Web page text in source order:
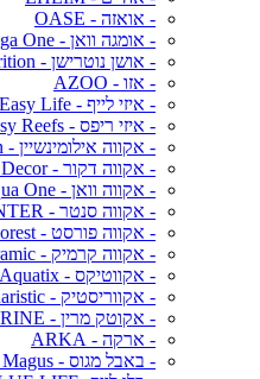
- אואזה - OASE
- אומגה וואן - Omega One
- אושן נוטרישן - Ocean Nutrition
- אזו - AZOO
- איזי לייף - Easy Life
- איזי ריפס - Easy Reefs
- אקווה אילומינשיין - AI Aqua Illumination
- אקווה דקור - Aqua Decor
- אקווה וואן - Aqua One
- אקווה סנטר - AQUA CENTER
- אקווה פורסט - Aqua Forest
- אקווה קרמיק - Aqua Ceramic
- אקווטיקס - Aquatix
- אקווריסטיק - Aquaristic
- אקוטק מרין - ECOTECH MARINE
- ארקה - ARKA
- באבל מגוס - Bubble Magus